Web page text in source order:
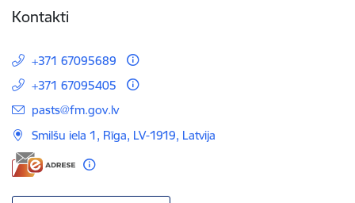
Kontakti
+371 67095689
+371 67095405
E-pasts:
pasts@fm.gov.lv
Smilšu iela 1, Rīga, LV-1919, Latvija